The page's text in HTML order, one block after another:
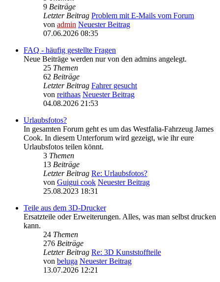
9 Beiträge
Letzter Beitrag Problem mit E-Mails vom Forum
von admin Neuester Beitrag
07.06.2026 08:35
FAQ - häufig gestellte Fragen
Neue Beiträge werden nur von den admins angelegt.
25 Themen
62 Beiträge
Letzter Beitrag Fahrer gesucht
von reithaas Neuester Beitrag
04.08.2026 21:53
Urlaubsfotos?
In gesamten Forum geht es um das Westfalia-Fahrzeug James
Cook. In diesem Unterforum wird gezeigt, wie ihr eure
Urlaubsfotos teilen könnt.
3 Themen
13 Beiträge
Letzter Beitrag Re: Urlaubsfotos?
von Guigui cook Neuester Beitrag
25.08.2023 18:31
Teile aus dem 3D-Drucker
Ersatzteile oder Erweiterungen. Alles, was man selbst drucken
kann.
24 Themen
276 Beiträge
Letzter Beitrag Re: 3D Kunststoffteile
von beluga Neuester Beitrag
13.07.2026 12:21